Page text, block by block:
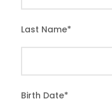
Last Name*
Birth Date*